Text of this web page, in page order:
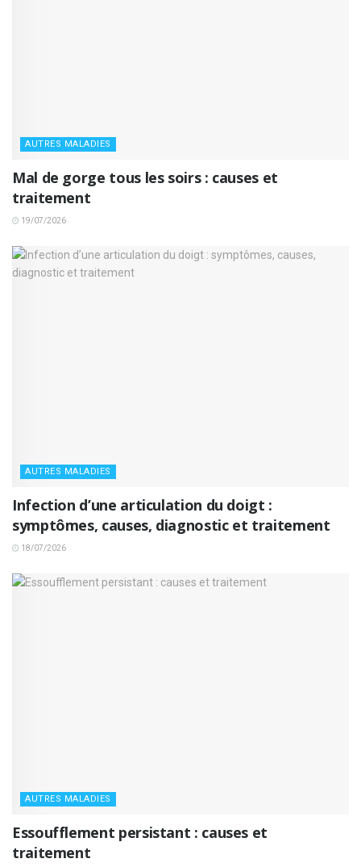
AUTRES MALADIES
Mal de gorge tous les soirs : causes et
traitement
19/07/2026
AUTRES MALADIES
Infection d’une articulation du doigt :
symptômes, causes, diagnostic et traitement
18/07/2026
AUTRES MALADIES
Essoufflement persistant : causes et
traitement